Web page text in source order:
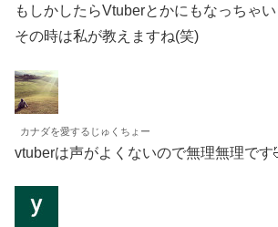
もしかしたらVtuberとかにもなっちゃい
その時は私が教えますね(笑)
カナダを愛するじゅくちょー
vtuberは声がよくないので無理無理です